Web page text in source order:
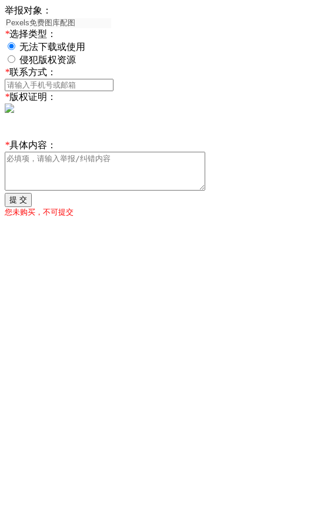
举报对象：
*选择类型：
无法下载或使用
侵犯版权资源
*联系方式：
*版权证明：
*具体内容：
提 交
您未购买，不可提交